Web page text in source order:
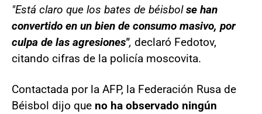
"Está claro que los bates de béisbolse han
convertido en un bien de consumo masivo, por
culpa de las agresiones", declaró Fedotov,
citando cifras de la policía moscovita.
Contactada por la AFP, la Federación Rusa de
Béisbol dijo que no ha observado ningún